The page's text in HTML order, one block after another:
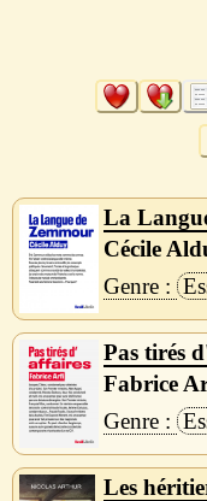
La
Cécile
Pas tirés
Fabrice
Les